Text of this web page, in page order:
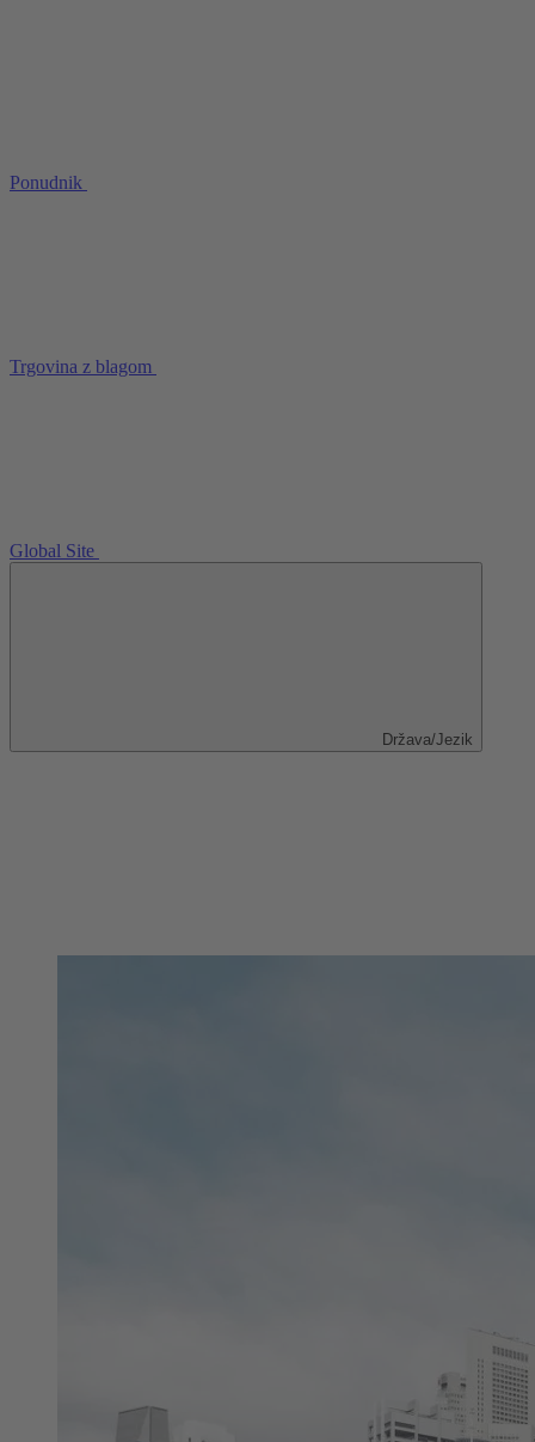
Ponudnik
Trgovina z blagom
Global Site
Država/Jezik